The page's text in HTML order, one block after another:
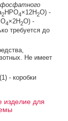
фосфатного
2HPO4×12H2O) -
4×2H2O) -
требуется до
Не имеет
- коробки
изделие для